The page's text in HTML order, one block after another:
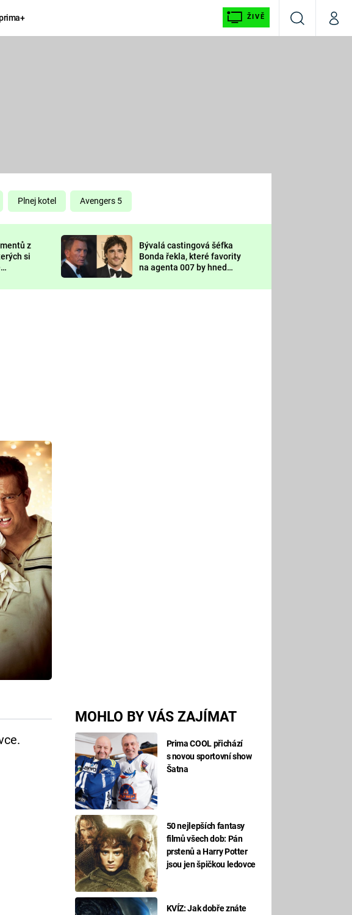
ŽIVĚ
VyhledáváníMůj
KOMEDIE
CHUCK
NORRIS
DEADPOOL
Prima LAJK
Sledujte nás
Plnej kotel Avengers 5
z
si
Bývalá castingová šéfka
Bonda řekla, které favority
na agenta 007 by hned
MOHLO BY VÁS ZAJÍMAT
Prima COOL přichází
s novou sportovní show
Šatna
50 nejlepších fantasy
filmů všech dob: Pán
prstenů a Harry Potter
jsou jen špičkou ledovce
KVÍZ: Jak dobře znáte